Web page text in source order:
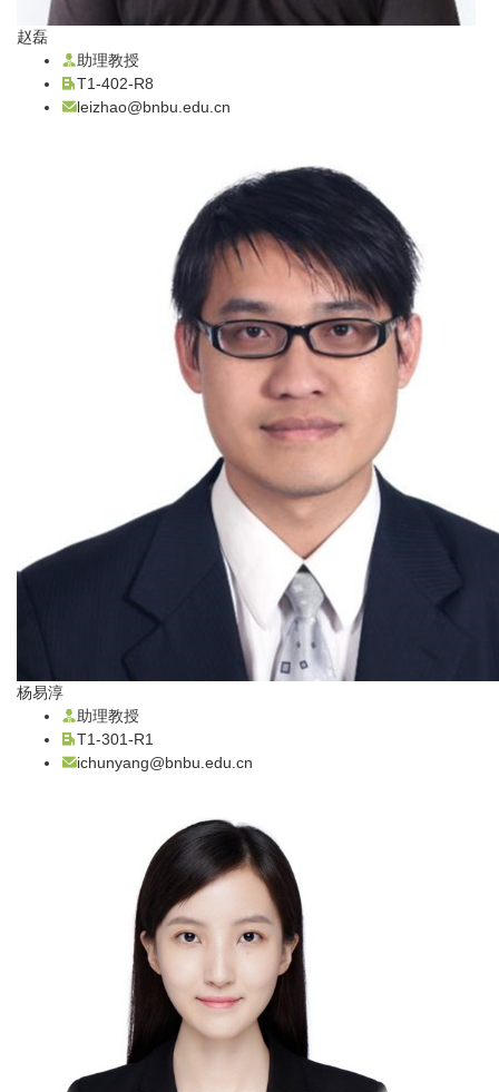
赵磊
助理教授
T1-402-R8
leizhao@bnbu.edu.cn
杨易淳
助理教授
T1-301-R1
ichunyang@bnbu.edu.cn